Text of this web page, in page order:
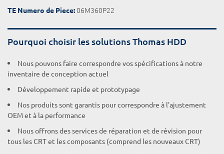
TE Numero de Piece:06M360P22
Pourquoi choisir les solutions Thomas HDD
Nous pouvons faire correspondre vos spécifications à notre
inventaire de conception actuel
Développement rapide et prototypage
Nos produits sont garantis pour correspondre à l'ajustement
OEM et à la performance
Nous offrons des services de réparation et de révision pour
tous les CRT et les composants (comprend les nouveaux CRT)